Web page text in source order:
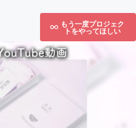
もう一度プロジェク
トをやってほしい